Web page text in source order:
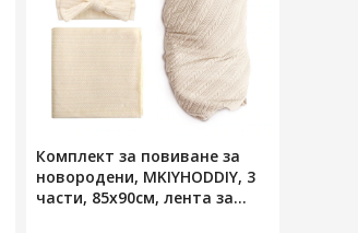
Комплект за повиване за
новородени, MKIYHODDIY, 3
части, 85x90см, лента за